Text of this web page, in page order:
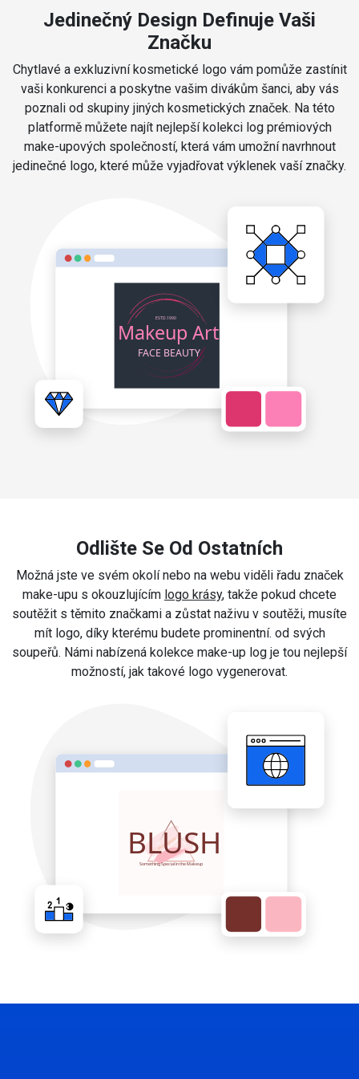
Jedinečný Design Definuje Vaši
Značku
Chytlavé a exkluzivní kosmetické logo vám pomůže zastínit
vaši konkurenci a poskytne vašim divákům šanci, aby vás
poznali od skupiny jiných kosmetických značek. Na této
platformě můžete najít nejlepší kolekci log prémiových
make-upových společností, která vám umožní navrhnout
jedinečné logo, které může vyjadřovat výklenek vaší značky.
Odlište Se Od Ostatních
Možná jste ve svém okolí nebo na webu viděli řadu značek
make-upu s okouzlujícím logo krásy, takže pokud chcete
soutěžit s těmito značkami a zůstat naživu v soutěži, musíte
mít logo, díky kterému budete prominentní. od svých
soupeřů. Námi nabízená kolekce make-up log je tou nejlepší
možností, jak takové logo vygenerovat.